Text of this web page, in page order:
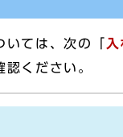
ては、次の「
認ください。